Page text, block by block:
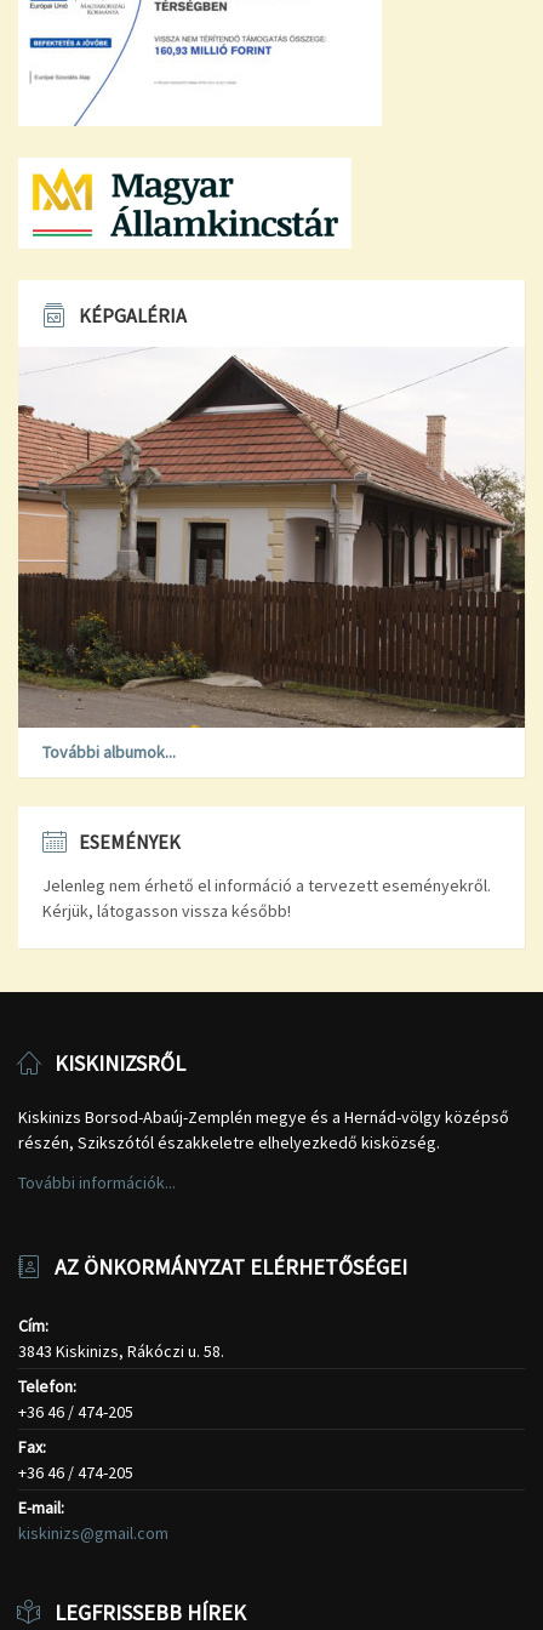
KÉPGALÉRIA
További albumok...
ESEMÉNYEK
Jelenleg nem érhető el információ a tervezett eseményekről.
Kérjük, látogasson vissza később!
KISKINIZSRŐL
Kiskinizs Borsod-Abaúj-Zemplén megye és a Hernád-völgy középső
részén, Szikszótól északkeletre elhelyezkedő kisközség.
További információk...
AZ ÖNKORMÁNYZAT ELÉRHETŐSÉGEI
Cím:
3843 Kiskinizs, Rákóczi u. 58.
Telefon:
+36 46 / 474-205
Fax:
+36 46 / 474-205
E-mail:
kiskinizs@gmail.com
LEGFRISSEBB HÍREK